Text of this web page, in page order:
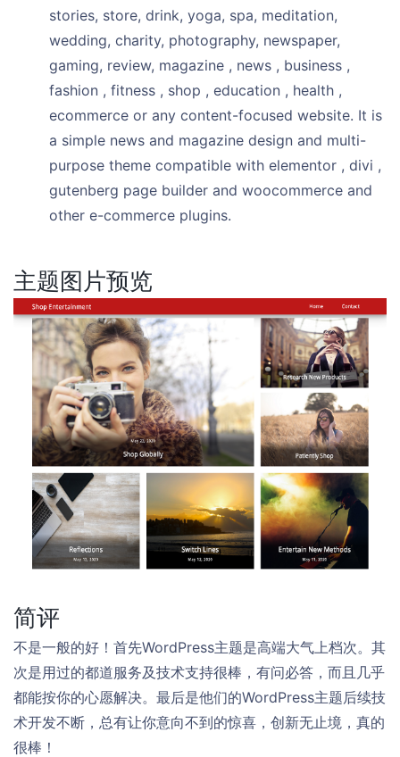
stories, store, drink, yoga, spa, meditation,
wedding, charity, photography, newspaper,
gaming, review, magazine , news , business ,
fashion , fitness , shop , education , health ,
ecommerce or any content-focused website. It is
a simple news and magazine design and multi-
purpose theme compatible with elementor , divi ,
gutenberg page builder and woocommerce and
other e-commerce plugins.
主题图片预览
简评
不是一般的好！首先WordPress主题是高端大气上档次。其
次是用过的都道服务及技术支持很棒，有问必答，而且几乎
都能按你的心愿解决。最后是他们的WordPress主题后续技
术开发不断，总有让你意向不到的惊喜，创新无止境，真的
很棒！